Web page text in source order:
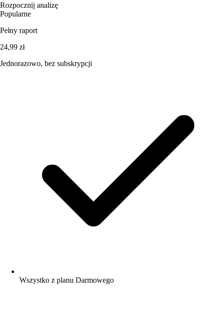
Rozpocznij analizę
Popularne
Pełny raport
24,99 zł
Jednorazowo, bez subskrypcji
Wszystko z planu Darmowego